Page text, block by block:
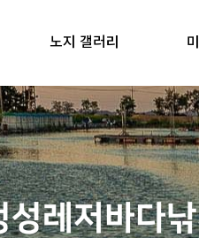
노지 갤러리
레저바다